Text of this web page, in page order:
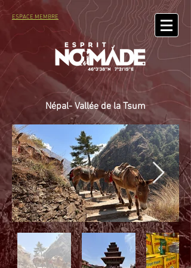
ESPACE MEMBRE
Népal- Vallée de la Tsum